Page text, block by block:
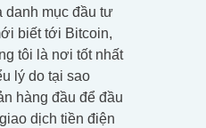
danh mục đầu tư
biết tới Bitcoin,
tôi là nơi tốt nhất
lý do tại sao
hàng đầu để đầu
dịch tiền điện